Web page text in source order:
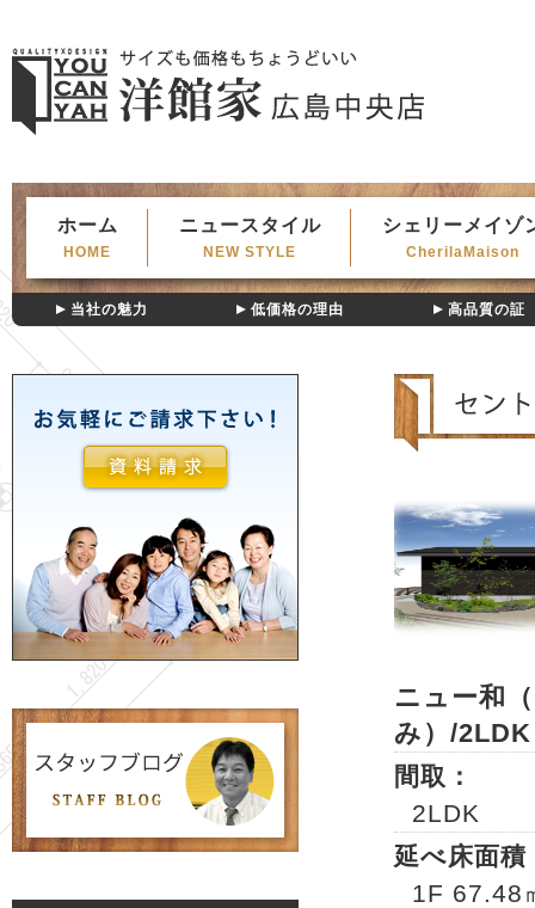
ホーム
HOME
ニュースタイル
NEW STYLE
シェリーメイゾ
CherilaMaison
当社の魅力 低価格の理由 高品質の証
ニュー和
み）/2LDK
間取：
2LDK
延べ床面積
1F 67.48